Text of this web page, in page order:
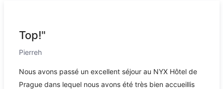
Top!"
Pierreh
Nous avons passé un excellent séjour au NYX Hôtel de
Prague dans lequel nous avons été très bien accueillis